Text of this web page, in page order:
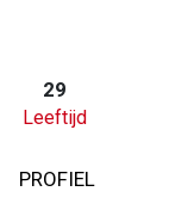
29
Leeftijd
PROFIEL